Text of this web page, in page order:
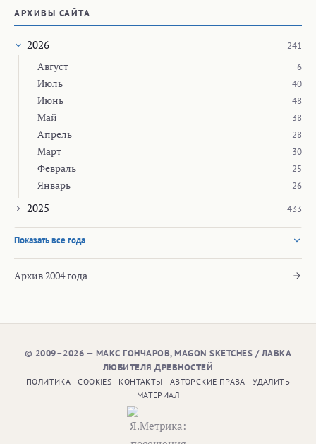
АРХИВЫ САЙТА
2026 241
Август 6
Июль 40
Июнь 48
Май 38
Апрель 28
Март 30
Февраль 25
Январь 26
2025 433
Показать все года
Архив 2004 года
© 2009–2026 — МАКС ГОНЧАРОВ, MAGON SKETCHES / ЛАВКА
ЛЮБИТЕЛЯ ДРЕВНОСТЕЙ
ПОЛИТИКА ·COOKIES · КОНТАКТЫ · АВТОРСКИЕ ПРАВА ·УДАЛИТЬ
МАТЕРИАЛ